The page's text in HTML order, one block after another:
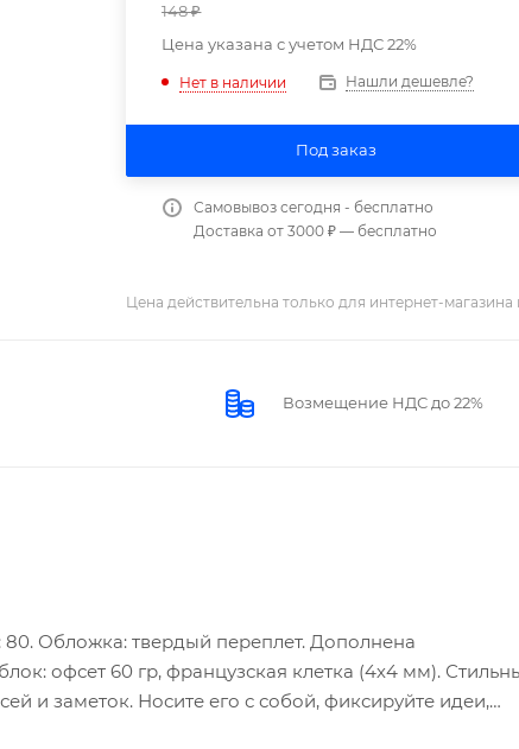
148₽
Цена указана с учетом НДС 22%
Нет в наличии Нашли дешевле?
Под заказ
Самовывоз сегодня - бесплатно
Доставка от 3000 ₽ — бесплатно
Цена действительна только для интернет-
Возмещение НДС до 22%
80. Обложка: твердый переплет. Дополнена
офсет 60 гр, французская клетка (4х4 мм).
и заметок. Носите его с собой, фиксируйте идеи,